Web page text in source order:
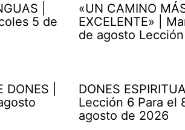
|
5 de
«UN CAMINO
EXCELENTE» |
de agosto
DONES |
DONES
Lección 6 Para el
agosto de 2026